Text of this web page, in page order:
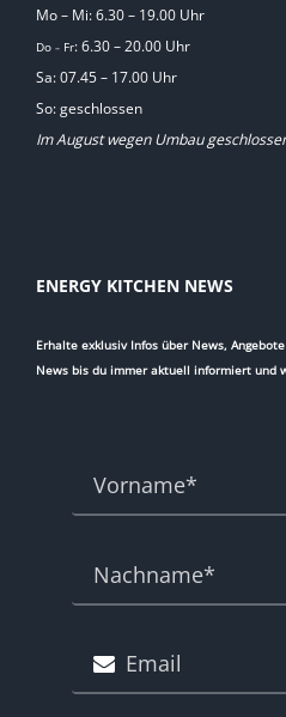
Mo – Mi: 6.30 – 19.00 Uhr
Do – Fr: 6.30 – 20.00 Uhr
Sa: 07.45 – 17.00 Uhr
So: geschlossen
Im August wegen Umbau
ENERGY KITCHEN NEWS
Erhalte exklusiv Infos über News,
News bis du immer aktuell informiert und